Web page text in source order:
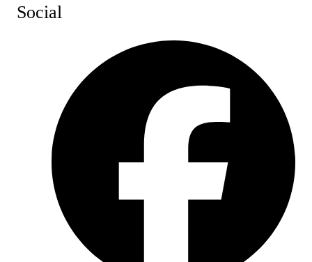
Social